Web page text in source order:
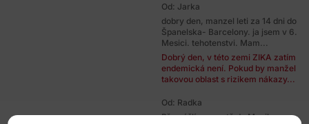
Od: Jarka
dobry den, manzel leti za 14 dni do
Španelska- Barcelony. ja jsem v 6.
Mesici. tehotenstvi. Mam...
Dobrý den, v této zemi ZIKA zatím
endemická není. Pokud by manžel
takovou oblast s rizikem nákazy...
Od: Radka
Přemýšlím o cestě do Mexika s